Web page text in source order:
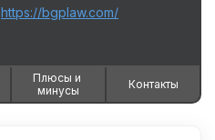
https://bgplaw.com/
Плюсы и
минусы
Контакты